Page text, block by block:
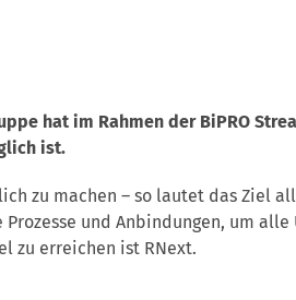
hat im Rahmen der BiPRO
ist.
zu machen – so lautet das Ziel
und Anbindungen, um
zu erreichen ist RNext.